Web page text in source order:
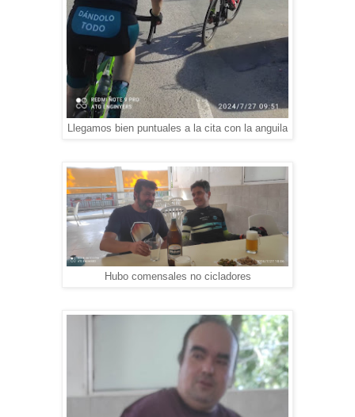
Llegamos bien puntuales a la cita con la anguila
Hubo comensales no cicladores